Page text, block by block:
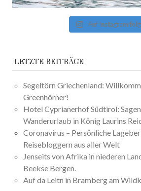
Auf Instagram
LETZTE BEITRÄGE
Segeltörn Griechenland:
Greenhörner!
Hotel Cyprianerhof Südtirol:
Wanderurlaub in König Laurins
Coronavirus – Persönliche
Reisebloggern aus aller Welt
Jenseits von Afrika in niederen
Beekse Bergen.
Auf da Leitn in Bramberg am